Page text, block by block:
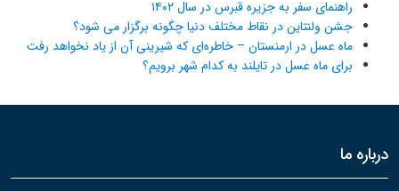
راهنمای سفر به جزیره قبرس در سال ۱۴۰۲
جشن ولنتاین در نقاط مختلف دنیا چگونه برگزار می شود؟
ماه عسل در ارمنستان – خاطره‌ای که شیرینی آن از یاد نخواهد رفت
برای ماه عسل در تایلند به کدام شهر برویم؟
درباره ما